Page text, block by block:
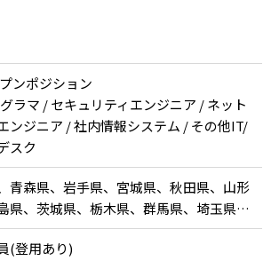
ンポジション
ラマ / セキュリティエンジニア / ネット
ンジニア / 社内情報システム / その他IT/
スク
青森県、岩手県、宮城県、秋田県、山形
県、茨城県、栃木県、群馬県、埼玉県、
東京都、神奈川県、新潟県、富山県、石
井県、山梨県、長野県、岐阜県、静岡
(登用あり)